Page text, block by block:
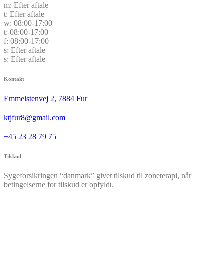
m: Efter aftale
t: Efter aftale
w: 08:00-17:00
t: 08:00-17:00
f: 08:00-17:00
s: Efter aftale
s: Efter aftale
Kontakt
Emmelstenvej 2, 7884 Fur
ktjfur8@gmail.com
+45 23 28 79 75
Tilskud
Sygeforsikringen “danmark” giver tilskud til zoneterapi, når
betingelserne for tilskud er opfyldt.